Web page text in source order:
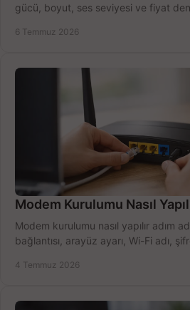
gücü, boyut, ses seviyesi ve fiyat
6 Temmuz 2026
Modem Kurulumu Nasıl
Modem kurulumu nasıl yapılır adım
bağlantısı, arayüz ayarı, Wi-Fi adı,
4 Temmuz 2026